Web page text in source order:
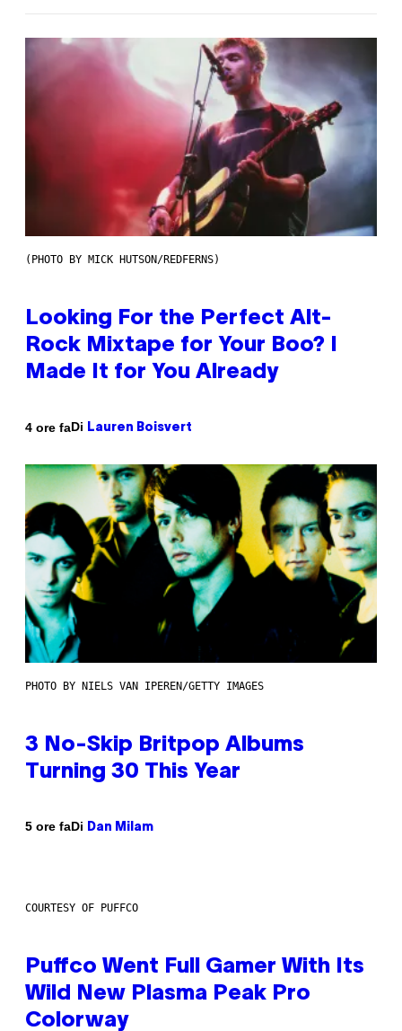
(PHOTO BY MICK HUTSON/REDFERNS)
Looking For the Perfect Alt-
Rock Mixtape for Your Boo? I
Made It for You Already
4 ore faDi Lauren Boisvert
PHOTO BY NIELS VAN IPEREN/GETTY IMAGES
3 No-Skip Britpop Albums
Turning 30 This Year
5 ore faDi Dan Milam
COURTESY OF PUFFCO
Puffco Went Full Gamer With Its
Wild New Plasma Peak Pro
Colorway